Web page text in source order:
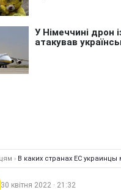
› В каких странах ЕС
30 квітня 2022 · 21:32